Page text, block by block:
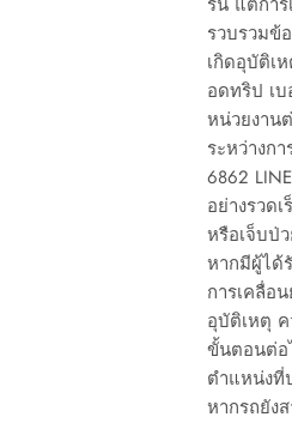
รื่น แต่กา
รวบรวมข้
เกิดอุบัติเ
อดทริป เ
หน่วยงาน
ระหว่างก
6862
อย่างรวด
หรือเจ็บป่
หากมีผู้ได้
การเคลื่อ
อุบัติเหตุ
ขั้นตอนต่อ
ตำแหน่งที่
หากรถยัง